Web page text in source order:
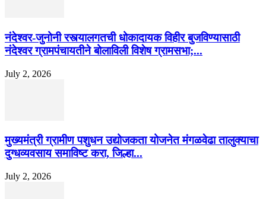
नंदेश्वर-जुनोनी रस्त्यालगतची धोकादायक विहीर बुजविण्यासाठी
नंदेश्वर ग्रामपंचायतीने बोलाविली विशेष ग्रामसभा;...
July 2, 2026
मुख्यमंत्री ग्रामीण पशुधन उद्योजकता योजनेत मंगळवेढा तालुक्याचा
दुग्धव्यवसाय समाविष्ट करा, जिल्हा...
July 2, 2026